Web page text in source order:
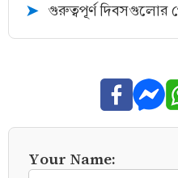
➤ গুরুত্বপূর্ণ দিবসগুলোর
Your Name: